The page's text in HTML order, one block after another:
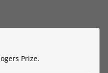
Prize.